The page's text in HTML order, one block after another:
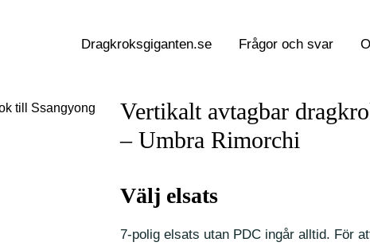
Dragkroksgiganten.se Frågor och svar
till Ssangyong
Vertikalt avtagbar
– Umbra Rimorchi
Välj elsats
7-polig elsats utan PDC ingår alltid. För